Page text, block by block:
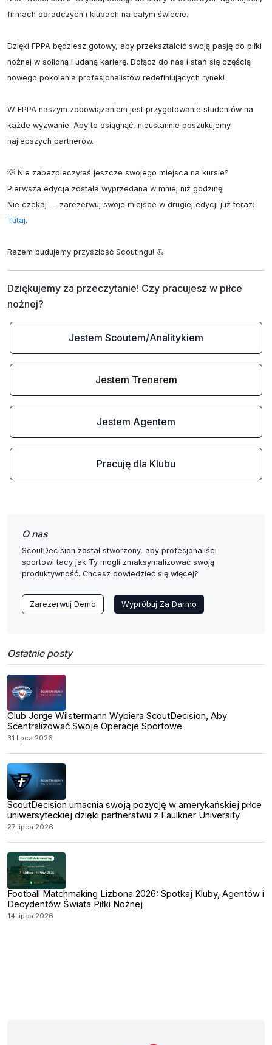
firmach doradczych i klubach na całym świecie.
Dzięki FPPA będziesz gotowy, aby przekształcić swoją pasję do piłki
nożnej w solidną i udaną karierę. Dołącz do nas i stań się częścią
nowego pokolenia profesjonalistów redefiniujących rynek!
W FPPA naszym zobowiązaniem jest przygotowanie studentów na
każde wyzwanie. Aby to osiągnąć, nieustannie poszukujemy
najlepszych partnerów.
💡 Nie zabezpieczyłeś jeszcze swojego miejsca na kursie?
Pierwsza edycja została wyprzedana w mniej niż godzinę!
Tutaj.
Razem budujemy przyszłość Scoutingu! 💪
Dziękujemy za przeczytanie! Czy pracujesz w piłce
nożnej?
Jestem Scoutem/Analitykiem
Jestem Trenerem
Jestem Agentem
Pracuję dla Klubu
O nas
ScoutDecision został stworzony, aby profesjonaliści
sportowi tacy jak Ty mogli zmaksymalizować swoją
produktywność. Chcesz dowiedzieć się więcej?
Zarezerwuj Demo Wypróbuj Za Darmo
Ostatnie posty
Club Jorge Wilstermann Wybiera ScoutDecision, Aby
Scentralizować Swoje Operacje Sportowe
31 lipca 2026
ScoutDecision umacnia swoją pozycję w amerykańskiej piłce
uniwersyteckiej dzięki partnerstwu z Faulkner University
27 lipca 2026
Football Matchmaking Lizbona 2026: Spotkaj Kluby, Agentów i
Decydentów Świata Piłki Nożnej
14 lipca 2026